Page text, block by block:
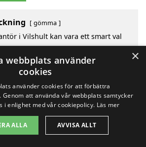
gömma
i Vilshult kan vara ett smart val
elleverantörer
att byta elleverantör i Vilshult?
i Vilshult – det här bör du
byta elleverantör i de omgivande
×
webbplats använder
cookies
använder cookies för att förbättra
Genom att använda vår webbplats samtycker
i enlighet med vår cookiepolicy. Läs mer
ALLA AVVISA ALLT